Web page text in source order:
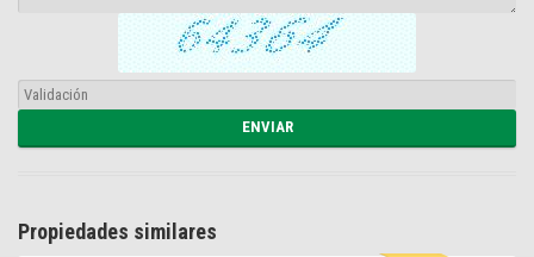
Propiedades similares